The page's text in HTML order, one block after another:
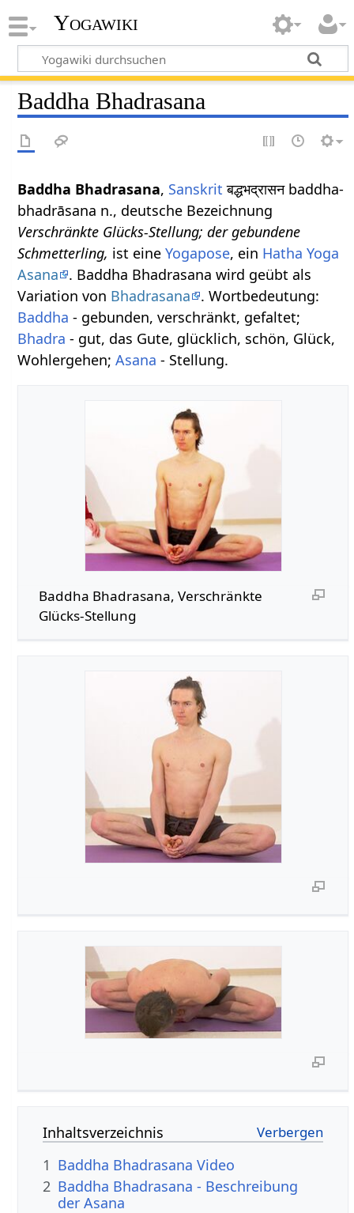
Yogawiki
Baddha Bhadrasana
Baddha Bhadrasana, Sanskrit बद्धभद्रासन baddha-
bhadrāsana n., deutsche Bezeichnung
Verschränkte Glücks-Stellung; der gebundene
Schmetterling, ist eineYogapose, ein Hatha Yoga
Asana
. Baddha Bhadrasana wird geübt als
Variation von Bhadrasana
. Wortbedeutung:
Baddha - gebunden, verschränkt, gefaltet;
Bhadra - gut, das Gute, glücklich, schön, Glück,
Wohlergehen;Asana - Stellung.
Baddha Bhadrasana, Verschränkte
Glücks-Stellung
Inhaltsverzeichnis
1 Baddha Bhadrasana Video
2 Baddha Bhadrasana - Beschreibung
der Asana